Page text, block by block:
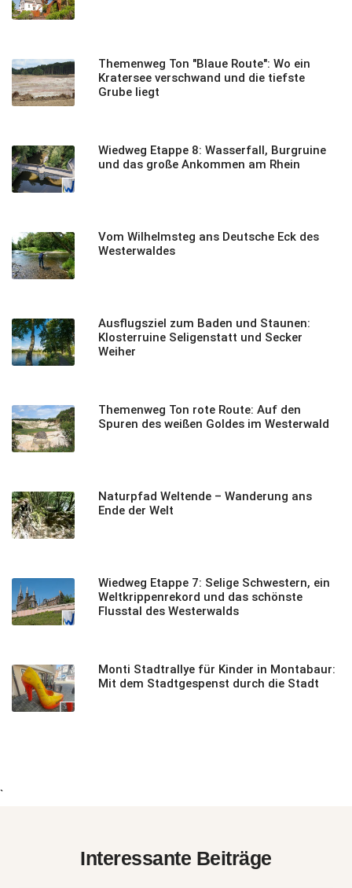
Themenweg Ton "Blaue Route": Wo ein
Kratersee verschwand und die tiefste
Grube liegt
Wiedweg Etappe 8: Wasserfall, Burgruine
und das große Ankommen am Rhein
Vom Wilhelmsteg ans Deutsche Eck des
Westerwaldes
Ausflugsziel zum Baden und Staunen:
Klosterruine Seligenstatt und Secker
Weiher
Themenweg Ton rote Route: Auf den
Spuren des weißen Goldes im Westerwald
Naturpfad Weltende – Wanderung ans
Ende der Welt
Wiedweg Etappe 7: Selige Schwestern, ein
Weltkrippenrekord und das schönste
Flusstal des Westerwalds
Monti Stadtrallye für Kinder in Montabaur:
Mit dem Stadtgespenst durch die Stadt
`
Interessante Beiträge